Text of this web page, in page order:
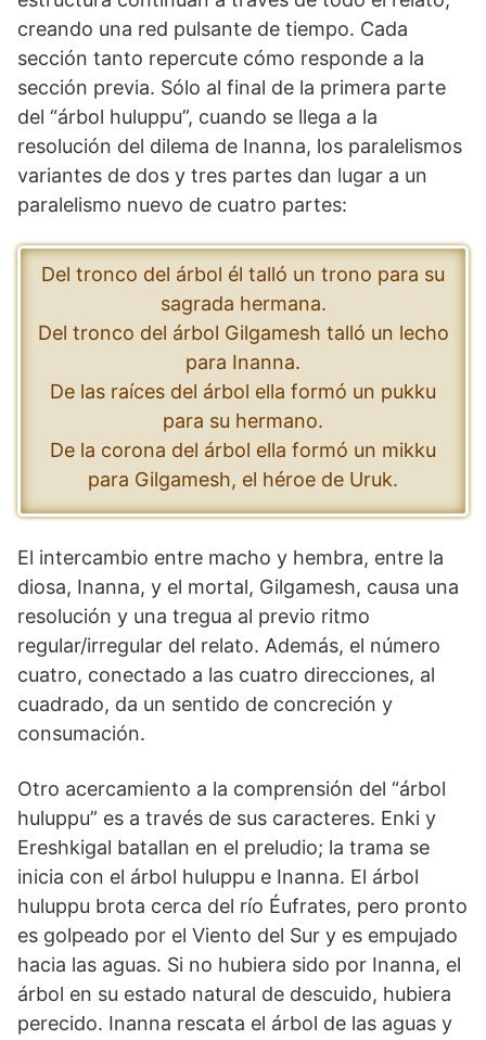
creando una red pulsante de tiempo. Cada
sección tanto repercute cómo responde a la
sección previa. Sólo al final de la primera parte
del “árbol huluppu”, cuando se llega a la
resolución del dilema de Inanna, los paralelismos
variantes de dos y tres partes dan lugar a un
paralelismo nuevo de cuatro partes:
Del tronco del árbol él talló un trono para su
sagrada hermana.
Del tronco del árbol Gilgamesh talló un lecho
para Inanna.
De las raíces del árbol ella formó un pukku
para su hermano.
De la corona del árbol ella formó un mikku
para Gilgamesh, el héroe de Uruk.
El intercambio entre macho y hembra, entre la
diosa, Inanna, y el mortal, Gilgamesh, causa una
resolución y una tregua al previo ritmo
regular/irregular del relato. Además, el número
cuatro, conectado a las cuatro direcciones, al
cuadrado, da un sentido de concreción y
consumación.
Otro acercamiento a la comprensión del “árbol
huluppu” es a través de sus caracteres. Enki y
Ereshkigal batallan en el preludio; la trama se
inicia con el árbol huluppu e Inanna. El árbol
huluppu brota cerca del río Éufrates, pero pronto
es golpeado por el Viento del Sur y es empujado
hacia las aguas. Si no hubiera sido por Inanna, el
árbol en su estado natural de descuido, hubiera
perecido. Inanna rescata el árbol de las aguas y